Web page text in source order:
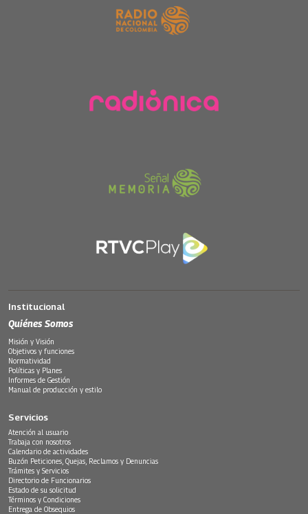
Institucional
Quiénes Somos
Misión y Visión
Objetivos y funciones
Normatividad
Políticas y Planes
Informes de Gestión
Manual de producción y estilo
Servicios
Atención al usuario
Trabaja con nosotros
Calendario de actividades
Buzón Peticiones, Quejas, Reclamos y Denuncias
Trámites y Servicios
Directorio de Funcionarios
Estado de su solicitud
Términos y Condiciones
Entrega de Obsequios